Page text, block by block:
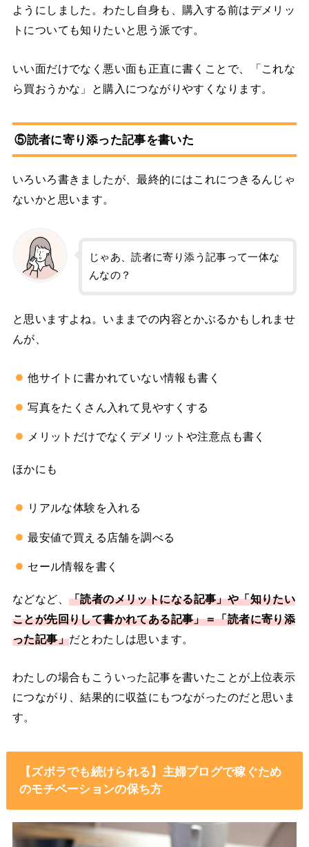
ようにしました。わたし自身も、購入する前はデメリッ
トについても知りたいと思う派です。
いい面だけでなく悪い面も正直に書くことで、「これな
ら買おうかな」と購入につながりやすくなります。
⑤読者に寄り添った記事を書いた
いろいろ書きましたが、最終的にはこれにつきるんじゃ
ないかと思います。
じゃあ、読者に寄り添う記事って一体な
んなの？
と思いますよね。いままでの内容とかぶるかもしれませ
んが、
他サイトに書かれていない情報も書く
写真をたくさん入れて見やすくする
メリットだけでなくデメリットや注意点も書く
ほかにも
リアルな体験を入れる
最安値で買える店舗を調べる
セール情報を書く
などなど、 「読者のメリットになる記事」や「知りたい
ことが先回りして書かれてある記事」＝「読者に寄り添
った記事」だとわたしは思います。
わたしの場合もこういった記事を書いたことが上位表示
につながり、結果的に収益にもつながったのだと思いま
す。
【ズボラでも続けられる】主婦ブログで稼ぐため
のモチベーションの保ち方